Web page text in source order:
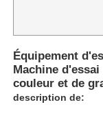
Équipement
Machine
couleur et de
description de: